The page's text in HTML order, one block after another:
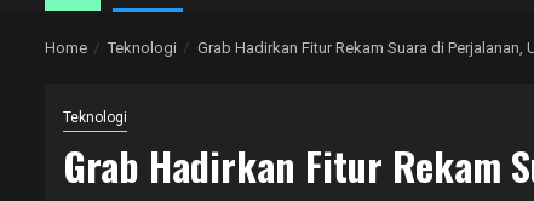
Home Teknologi Grab Hadirkan Fitur Rekam Suara di Perjalanan,
Teknologi
Grab Hadirkan Fitur Rekam